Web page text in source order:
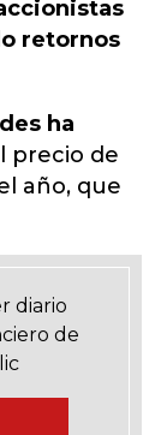
retornos
ha
precio de
año, que
diario
de